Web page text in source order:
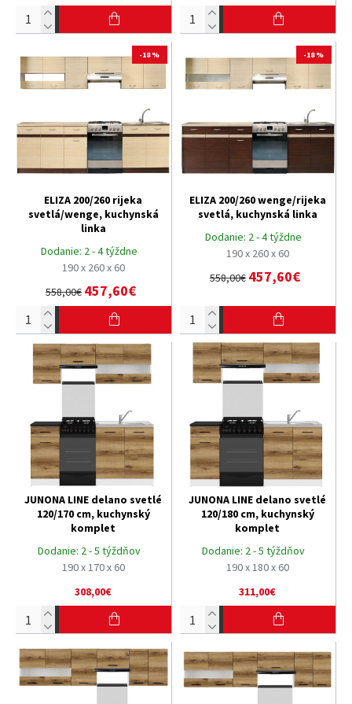
-18 %
Dodanie: 2 - 4 týždne
190 x 260 x 60
ELIZA 200/260 rijeka
svetlá/wenge, kuchynská
linka
558,00€ 457,60€
-18 %
Dodanie: 2 - 4 týždne
190 x 260 x 60
ELIZA 200/260 wenge/rijeka
svetlá, kuchynská linka
558,00€ 457,60€
Dodanie: 2 - 5 týždňov
190 x 170 x 60
JUNONA LINE delano svetlé
120/170 cm, kuchynský
komplet
308,00€
Dodanie: 2 - 5 týždňov
190 x 180 x 60
JUNONA LINE delano svetlé
120/180 cm, kuchynský
komplet
311,00€